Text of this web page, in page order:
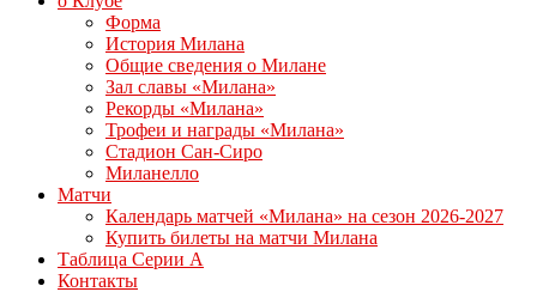
Форма
История Милана
Общие сведения о Милане
Зал славы «Милана»
Рекорды «Милана»
Трофеи и награды «Милана»
Стадион Сан-Сиро
Миланелло
Матчи
Календарь матчей «Милана» на сезон 2026-2027
Купить билеты на матчи Милана
Таблица Серии А
Контакты